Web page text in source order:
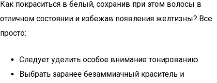
Как покраситься в белый, сохранив при этом волосы в
отличном состоянии и избежав появления желтизны? Все
просто:
Следует уделить особое внимание тонированию.
Выбрать заранее безаммиачный краситель и